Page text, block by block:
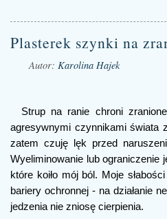
Plasterek szynki na
Autor: Karolina Hajek
Strup na ranie chroni
agresywnymi czynnikami świata
zatem czuję lęk przed
Wyeliminowanie lub ograniczenie
które koiło mój ból. Moje
bariery ochronnej - na działanie
jedzenia nie zniosę cierpienia.